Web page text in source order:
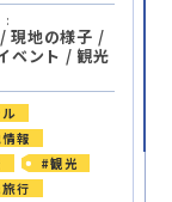
:
/現地の様子 /
ベント / 観光
報
#観光
行